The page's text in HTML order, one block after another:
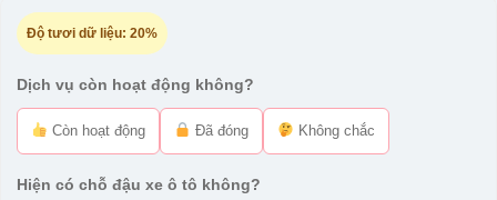
Độ tươi dữ liệu: 20%
Dịch vụ còn hoạt động không?
Còn hoạt động Đã đóng Không chắc
Hiện có chỗ đậu xe ô tô không?